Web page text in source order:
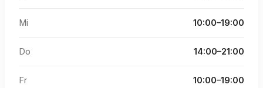
Mi 10:00–19:00
Do 14:00–21:00
Fr 10:00–19:00